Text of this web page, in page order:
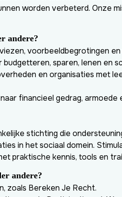
worden verbeterd. Onze
andere?
voorbeeldbegrotingen
sparen, lenen en
en organisaties met
financieel gedrag, armoede
stichting die
in het sociaal domein.
praktische kennis, tools en
andere?
zoals Bereken Je Recht.